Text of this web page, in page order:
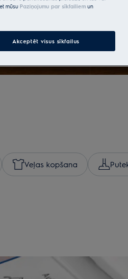
Veļas kopšana
mūsu Paziņojumu par sīkfailiem un
Akceptēt visus sīkfailus